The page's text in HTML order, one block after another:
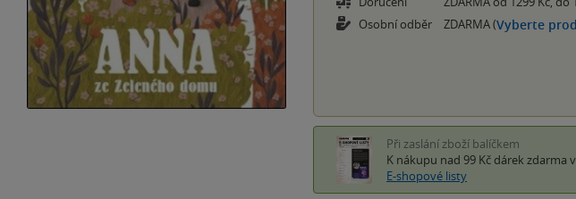
Osobní odběr
ZDARMA (Vyberte
Při zaslání zboží balíčkem
K nákupu nad 99 Kč dárek zdarma
E-shopové listy